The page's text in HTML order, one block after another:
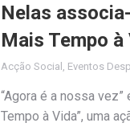
Nelas
Mais Tempo
Acção Social Eventos
“Agora é a nossa
Tempo à Vida”, uma